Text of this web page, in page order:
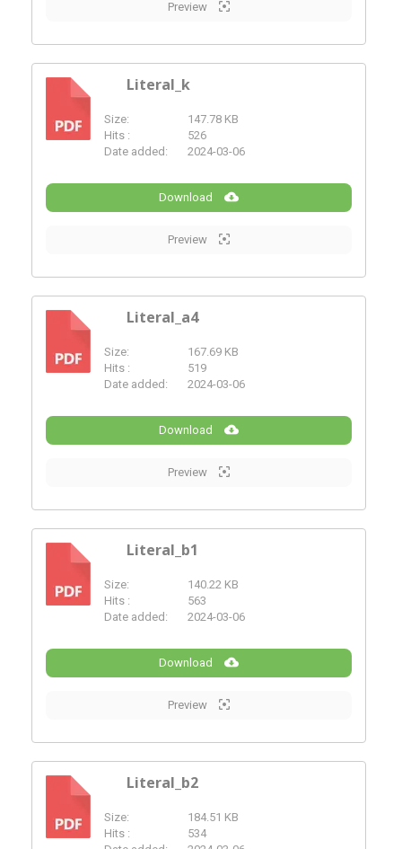
Preview
PDF
Literal_k
Size:
147.78 KB
Hits :
526
Date added:
2024-03-06
Download
Preview
PDF
Literal_a4
Size:
167.69 KB
Hits :
519
Date added:
2024-03-06
Download
Preview
PDF
Literal_b1
Size:
140.22 KB
Hits :
563
Date added:
2024-03-06
Download
Preview
PDF
Literal_b2
Size:
184.51 KB
Hits :
534